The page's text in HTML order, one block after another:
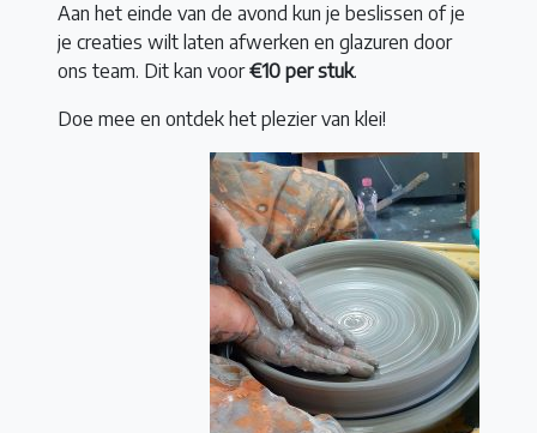
Aan het einde van de avond kun je beslissen of je
je creaties wilt laten afwerken en glazuren door
ons team. Dit kan voor€10 per stuk.
Doe mee en ontdek het plezier van klei!